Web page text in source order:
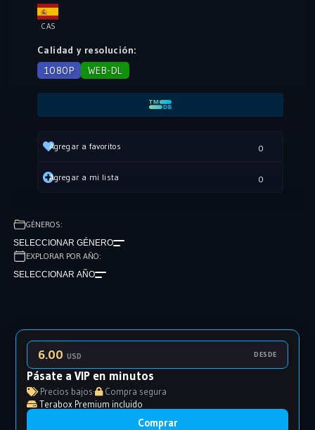
CAS
Calidad y resolución:
1080P
WEB-DL
0
Agregar a favoritos
0
Agregar a mi lista
GÉNEROS:
SELECCIONAR GÉNERO
EXPLORAR POR AÑO:
SELECCIONAR AÑO
6.00USD DESDE
Pásate a VIP en minutos
Precios bajos·
Compra segura
Terabox Premium incluido
Comprar